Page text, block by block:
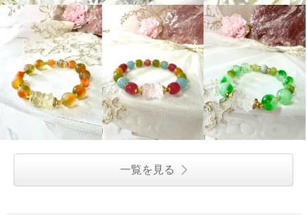
一覧を見る